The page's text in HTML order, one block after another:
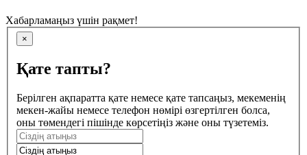
Хабарламаңыз үшін рақмет!
×
Қате тапты?
Берілген ақпаратта қате немесе қате тапсаңыз, мекеменің
мекен-жайы немесе телефон нөмірі өзгертілген болса,
оны төмендегі пішінде көрсетіңіз және оны түзетеміз.